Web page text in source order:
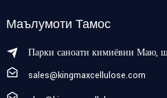
Маълумоти Тамос
Парки саноати кимиёвии Маю,
sales@kingmaxcellulose.com